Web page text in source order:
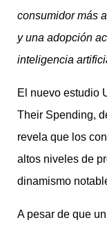
consumidor más
y una adopción
inteligencia
El nuevo estudio
Their Spending,
revela que los
altos niveles de
dinamismo
A pesar de que